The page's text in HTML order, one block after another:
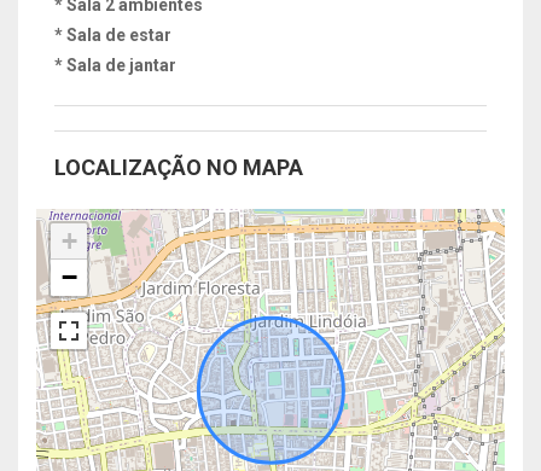
* Sala 2 ambientes
* Sala de estar
* Sala de jantar
LOCALIZAÇÃO NO MAPA
+
−